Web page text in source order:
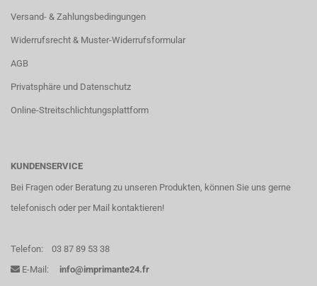
Versand- & Zahlungsbedingungen
Widerrufsrecht & Muster-Widerrufsformular
AGB
Privatsphäre und Datenschutz
Online-Streitschlichtungsplattform
KUNDENSERVICE
Bei Fragen oder Beratung zu unseren Produkten, können Sie uns gerne
telefonisch oder per Mail kontaktieren!
Telefon:
03 87 89 53 38
E-Mail:
info@imprimante24.fr